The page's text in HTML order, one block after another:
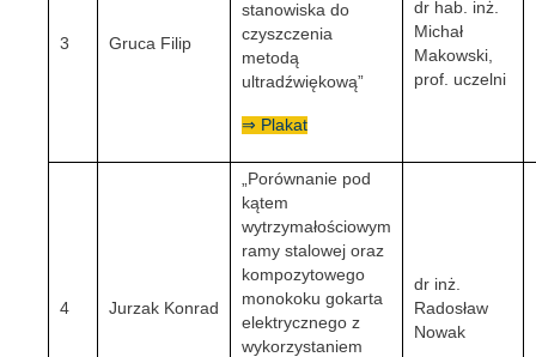
3 Gruca Filip
stanowiska do
czyszczenia
metodą
ultradźwiękową”
⇒ Plakat
dr hab. inż.
Michał
Makowski,
prof. uczelni
4 Jurzak Konrad
„Porównanie pod
kątem
wytrzymałościowym
ramy stalowej oraz
kompozytowego
monokoku gokarta
elektrycznego z
wykorzystaniem
dr inż.
Radosław
Nowak